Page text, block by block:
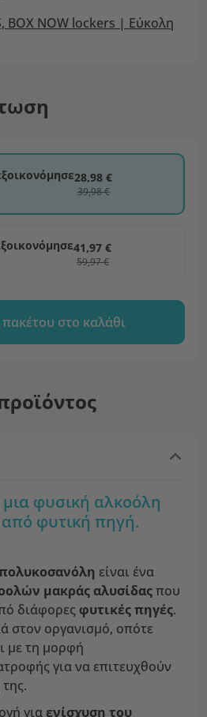
BOX NOW lockers | Εύκολη
28,98 €
39,98 €
41,97 €
59,97 €
στο καλάθι
φυσική αλκοόλη
φυτική πηγή.
είναι ένα
μακράς αλυσίδαςπου
διάφορες φυτικές πηγές.
στον οργανισμό, οπότε
με τη μορφή
για να επιτευχθούν
γιαενίσχυση του